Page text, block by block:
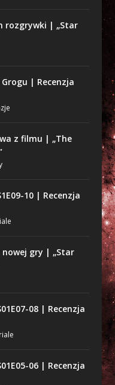
rozgrywki | „Star
| Recenzja
z filmu | „The
10 | Recenzja
gry | „Star
08 | Recenzja
06 | Recenzja